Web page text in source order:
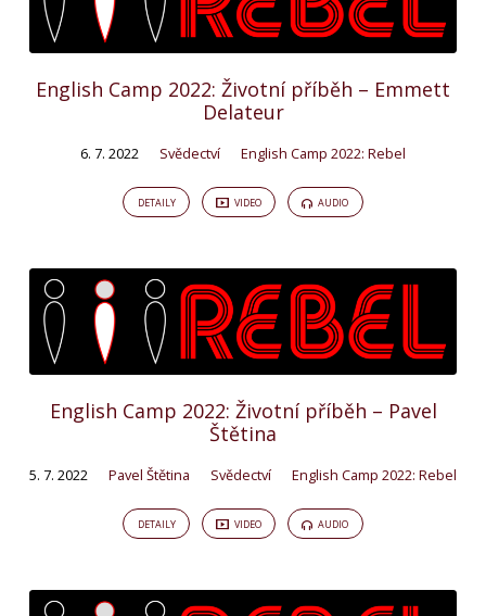
English Camp 2022: Životní příběh – Emmett
Delateur
6. 7. 2022 Svědectví English Camp 2022: Rebel
DETAILY VIDEO AUDIO
English Camp 2022: Životní příběh – Pavel
Štětina
5. 7. 2022 Pavel Štětina Svědectví English Camp 2022: Rebel
DETAILY VIDEO AUDIO